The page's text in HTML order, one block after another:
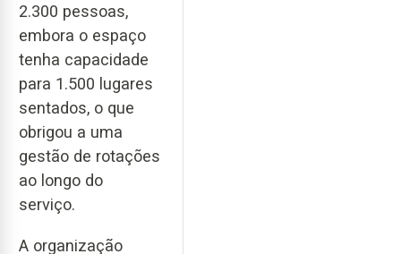
2.300 pessoas,
embora o espaço
tenha capacidade
para 1.500 lugares
sentados, o que
obrigou a uma
gestão de rotações
ao longo do
serviço.
A organização